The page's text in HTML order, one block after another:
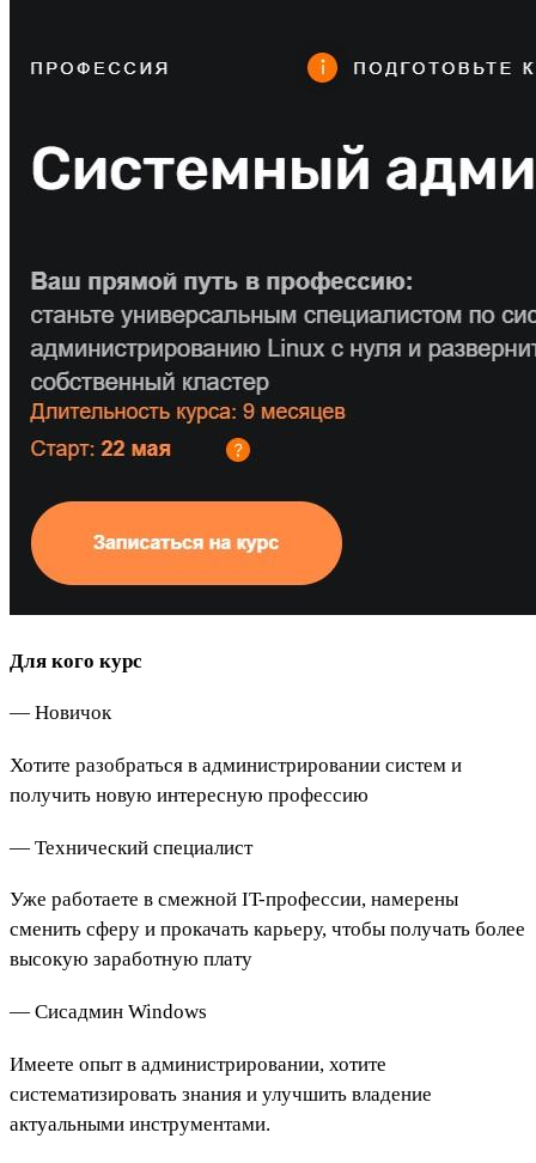
Для кого курс
— Новичок
Хотите разобраться в администрировании систем и
получить новую интересную профессию
— Технический специалист
Уже работаете в смежной IT-профессии, намерены
сменить сферу и прокачать карьеру, чтобы получать более
высокую заработную плату
— Сисадмин Windows
Имеете опыт в администрировании, хотите
систематизировать знания и улучшить владение
актуальными инструментами.